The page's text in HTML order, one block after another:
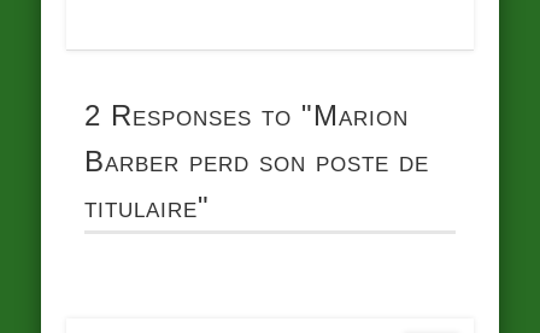
2 Responses to "Marion
Barber perd son poste de
titulaire"